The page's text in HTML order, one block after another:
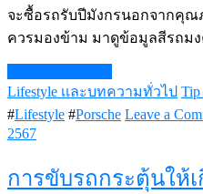
จะซื้อรถรับปีมังกรนอกจากคุณ
ควรมองข้าม มาดูข้อมูลสีรถมง
Lifestyle เเละบทความทั่วไป
#Lifestyle #Porsche Leave a
2567
การขับรถกระตุ้นให้